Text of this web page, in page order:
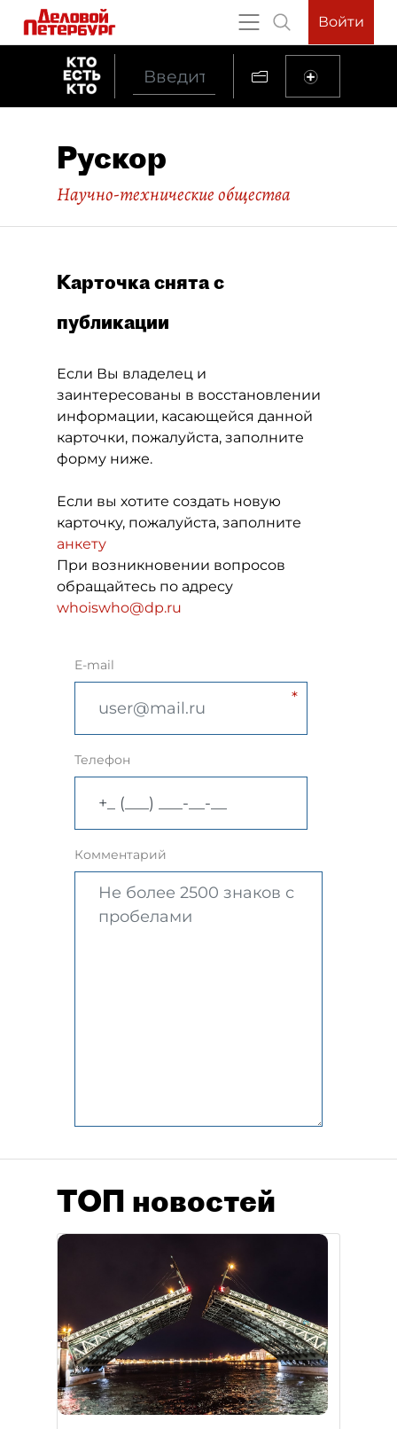
Войти
Рускор
Научно-технические общества
Карточка снята с
публикации
Если Вы владелец и
заинтересованы в восстановлении
информации, касающейся данной
карточки, пожалуйста, заполните
форму ниже.
Если вы хотите создать новую
карточку, пожалуйста, заполните
анкету
При возникновении вопросов
обращайтесь по адресу
whoiswho@dp.ru
E-mail
Телефон
Комментарий
ТОП новостей